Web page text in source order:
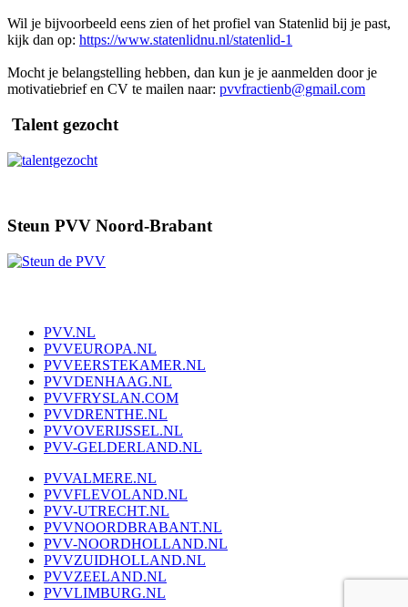
Wil je bijvoorbeeld eens zien of het profiel van Statenlid bij je past,
kijk dan op: https://www.statenlidnu.nl/statenlid-1
Mocht je belangstelling hebben, dan kun je je aanmelden door je
motivatiebrief en CV te mailen naar: pvvfractienb@gmail.com
Talent gezocht
Steun PVV Noord-Brabant
PVV.NL
PVVEUROPA.NL
PVVEERSTEKAMER.NL
PVVDENHAAG.NL
PVVFRYSLAN.COM
PVVDRENTHE.NL
PVVOVERIJSSEL.NL
PVV-GELDERLAND.NL
PVVALMERE.NL
PVVFLEVOLAND.NL
PVV-UTRECHT.NL
PVVNOORDBRABANT.NL
PVV-NOORDHOLLAND.NL
PVVZUIDHOLLAND.NL
PVVZEELAND.NL
PVVLIMBURG.NL